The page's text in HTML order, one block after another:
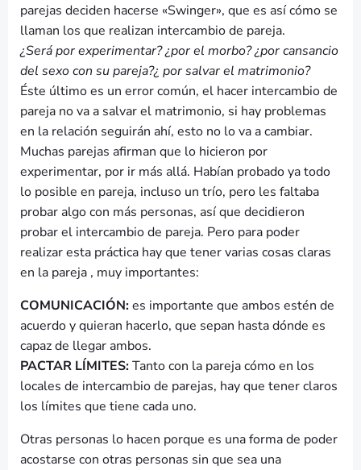
parejas deciden hacerse «Swinger», que es así cómo se
llaman los que realizan intercambio de pareja.
¿Será por experimentar? ¿por el morbo? ¿por cansancio
del sexo con su pareja?¿ por salvar el matrimonio?
Éste último es un error común, el hacer intercambio de
pareja no va a salvar el matrimonio, si hay problemas
en la relación seguirán ahí, esto no lo va a cambiar.
Muchas parejas afirman que lo hicieron por
experimentar, por ir más allá. Habían probado ya todo
lo posible en pareja, incluso un trío, pero les faltaba
probar algo con más personas, así que decidieron
probar el intercambio de pareja. Pero para poder
realizar esta práctica hay que tener varias cosas claras
en la pareja , muy importantes:
COMUNICACIÓN:es importante que ambos estén de
acuerdo y quieran hacerlo, que sepan hasta dónde es
capaz de llegar ambos.
PACTAR LÍMITES:Tanto con la pareja cómo en los
locales de intercambio de parejas, hay que tener claros
los límites que tiene cada uno.
Otras personas lo hacen porque es una forma de poder
acostarse con otras personas sin que sea una